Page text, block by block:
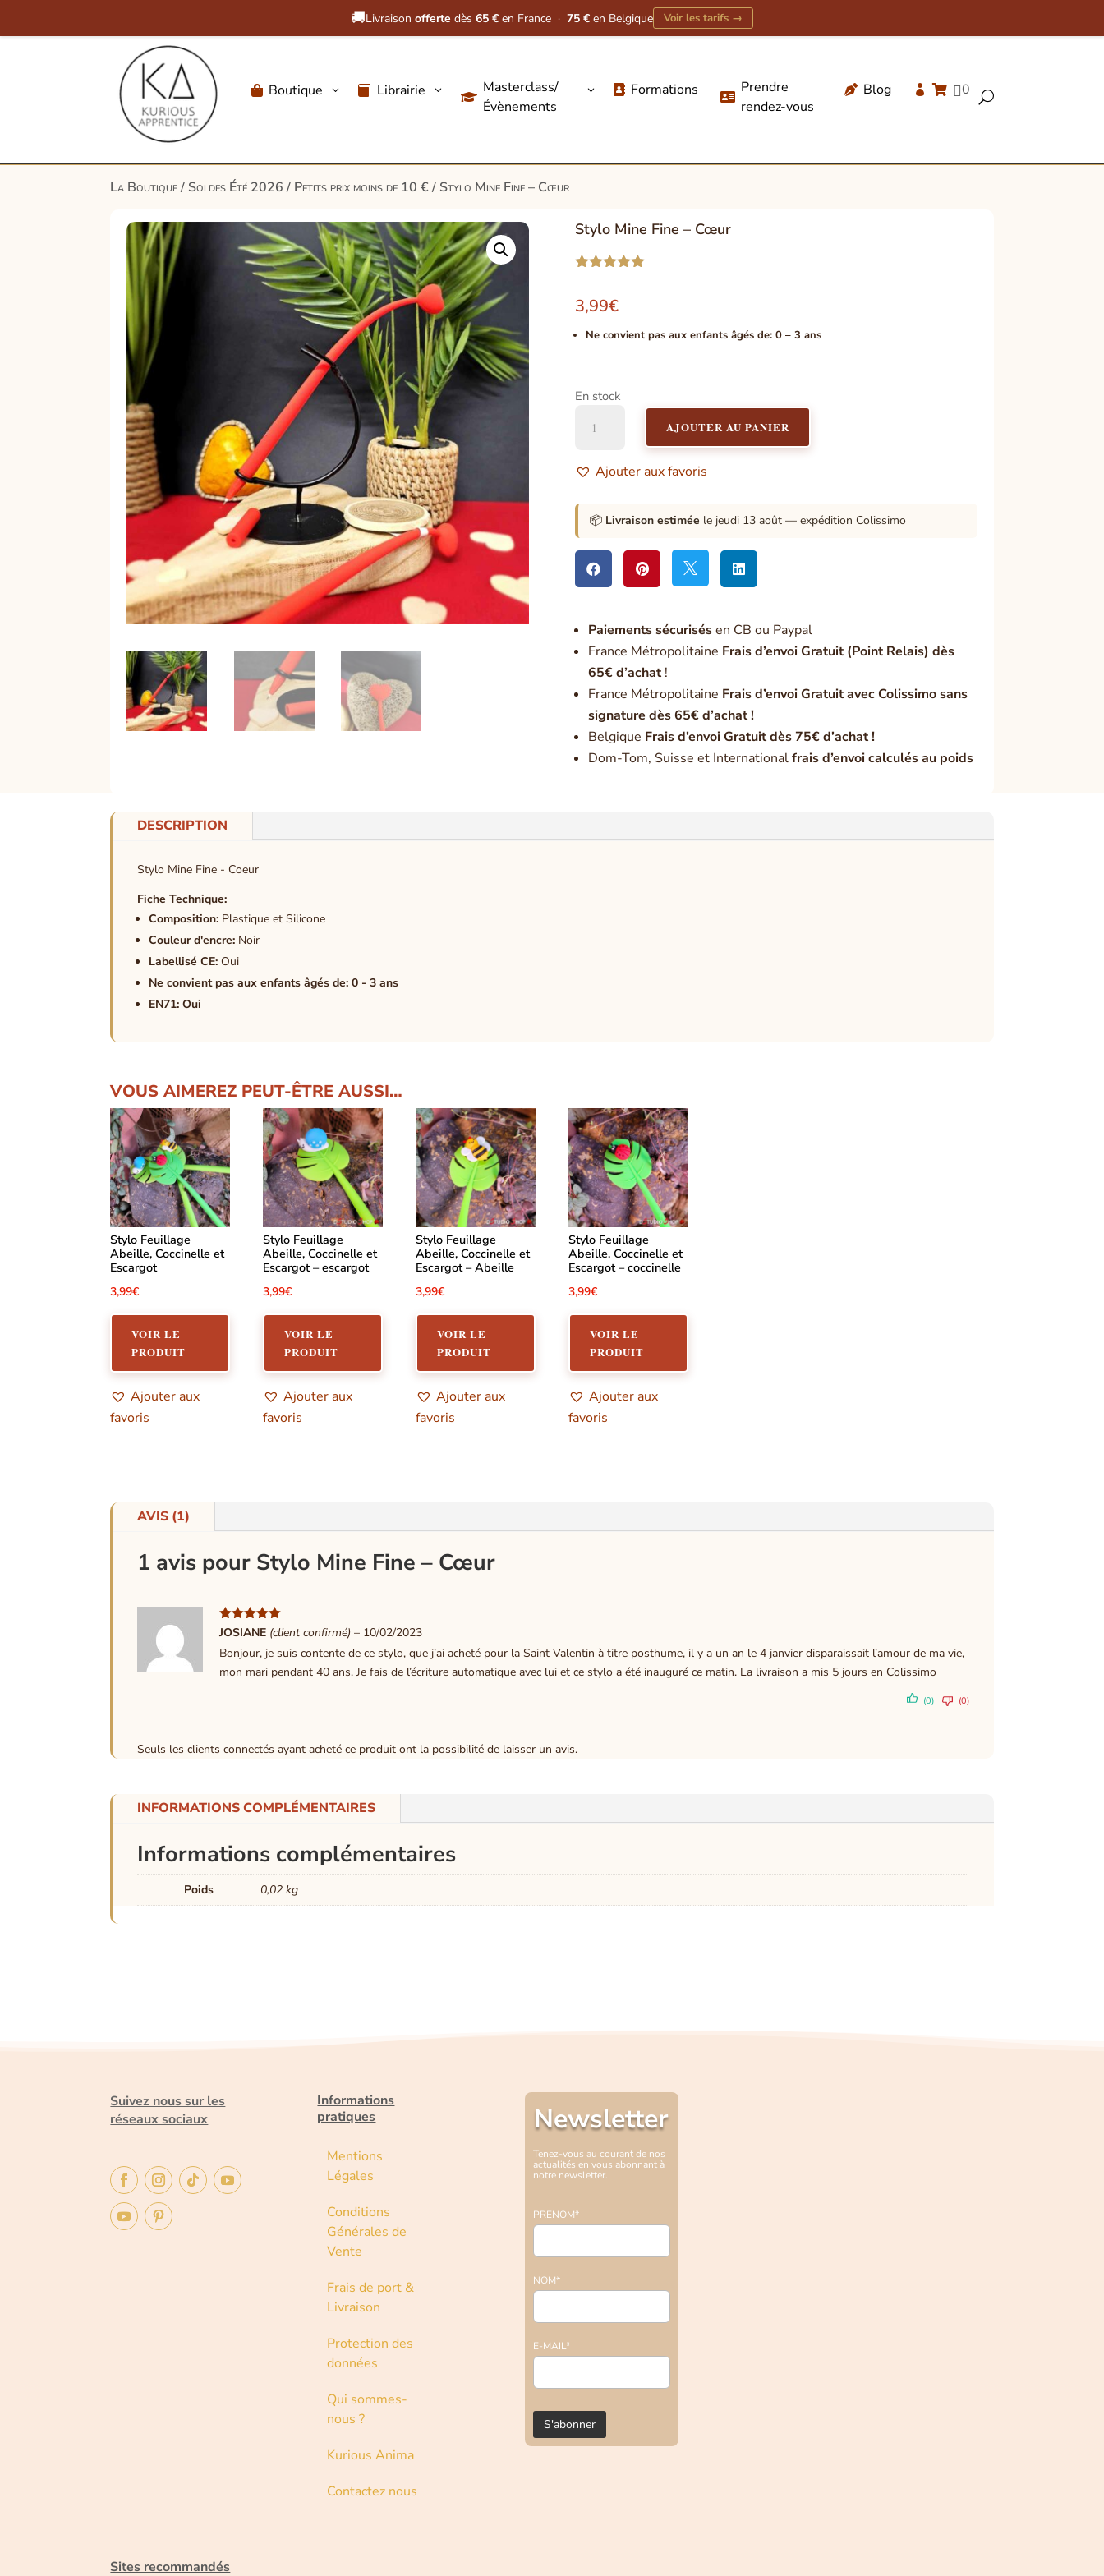
🚚Livraison offerte dès 65 € en France · 75 € en Belgique Voir les tarifs →
 Boutique 3  Librairie 3

Masterclass/
Évènements
3  Formations 
Prendre
rendez-vous
 Blog   0 U
produits
La Boutique/ Soldes Été 2026/ Petits prix moins de 10 €/ Stylo Mine Fine – Cœur
Stylo Mine Fine – Cœur
basé sur
client
3,99€
Ne convient pas aux enfants âgés de: 0 – 3 ans
En stock
Mine
-
Cœur
AJOUTER AU PANIER
Ajouter aux favoris
📦 Livraison estimée le jeudi 13 août — expédition Colissimo
   
Paiements sécurisésen CB ou Paypal
France Métropolitaine Frais d’envoi Gratuit (Point Relais) dès
65€ d’achat!
France Métropolitaine Frais d’envoi Gratuit avec Colissimo sans
signature dès 65€ d’achat !
Belgique Frais d’envoi Gratuit dès 75€ d’achat !
Dom-Tom, Suisse et Internationalfrais d’envoi calculés au poids
DESCRIPTION
Stylo Mine Fine - Coeur
Fiche Technique:
Composition: Plastique et Silicone
Couleur d'encre: Noir
Labellisé CE: Oui
Ne convient pas aux enfants âgés de: 0 - 3 ans
EN71: Oui
VOUS AIMEREZ PEUT-ÊTRE AUSSI…
Stylo Feuillage
Abeille, Coccinelle et
Escargot
3,99€
VOIR LE
PRODUIT
plusieurs
variations.
sur
page
produit
Ajouter aux
favoris
Stylo Feuillage
Abeille, Coccinelle et
Escargot – escargot
3,99€
VOIR LE
PRODUIT
Ajouter aux
favoris
Stylo Feuillage
Abeille, Coccinelle et
Escargot – Abeille
3,99€
VOIR LE
PRODUIT
Ajouter aux
favoris
Stylo Feuillage
Abeille, Coccinelle et
Escargot – coccinelle
3,99€
VOIR LE
PRODUIT
Ajouter aux
favoris
AVIS (1)
1 avis pour Stylo Mine Fine – Cœur
Note5sur
JOSIANE (client confirmé) – 10/02/2023
Bonjour, je suis contente de ce stylo, que j’ai acheté pour la Saint Valentin à titre posthume, il y a un an le 4 janvier disparaissait l’amour de ma vie,
mon mari pendant 40 ans. Je fais de l’écriture automatique avec lui et ce stylo a été inauguré ce matin. La livraison a mis 5 jours en Colissimo
(0) (0)
Seuls les clients connectés ayant acheté ce produit ont la possibilité de laisser un avis.
INFORMATIONS COMPLÉMENTAIRES
Informations complémentaires
Poids 0,02 kg
Suivez nous sur les
réseaux sociaux
Informations
pratiques
Mentions
Légales
Conditions
Générales de
Vente
Frais de port &
Livraison
Protection des
données
Qui sommes-
nous ?
Kurious Anima
Contactez nous
Newsletter
Tenez-vous au courant de nos
actualités en vous abonnant à
notre newsletter.
PRENOM*
NOM*
E-MAIL*
Sites recommandés